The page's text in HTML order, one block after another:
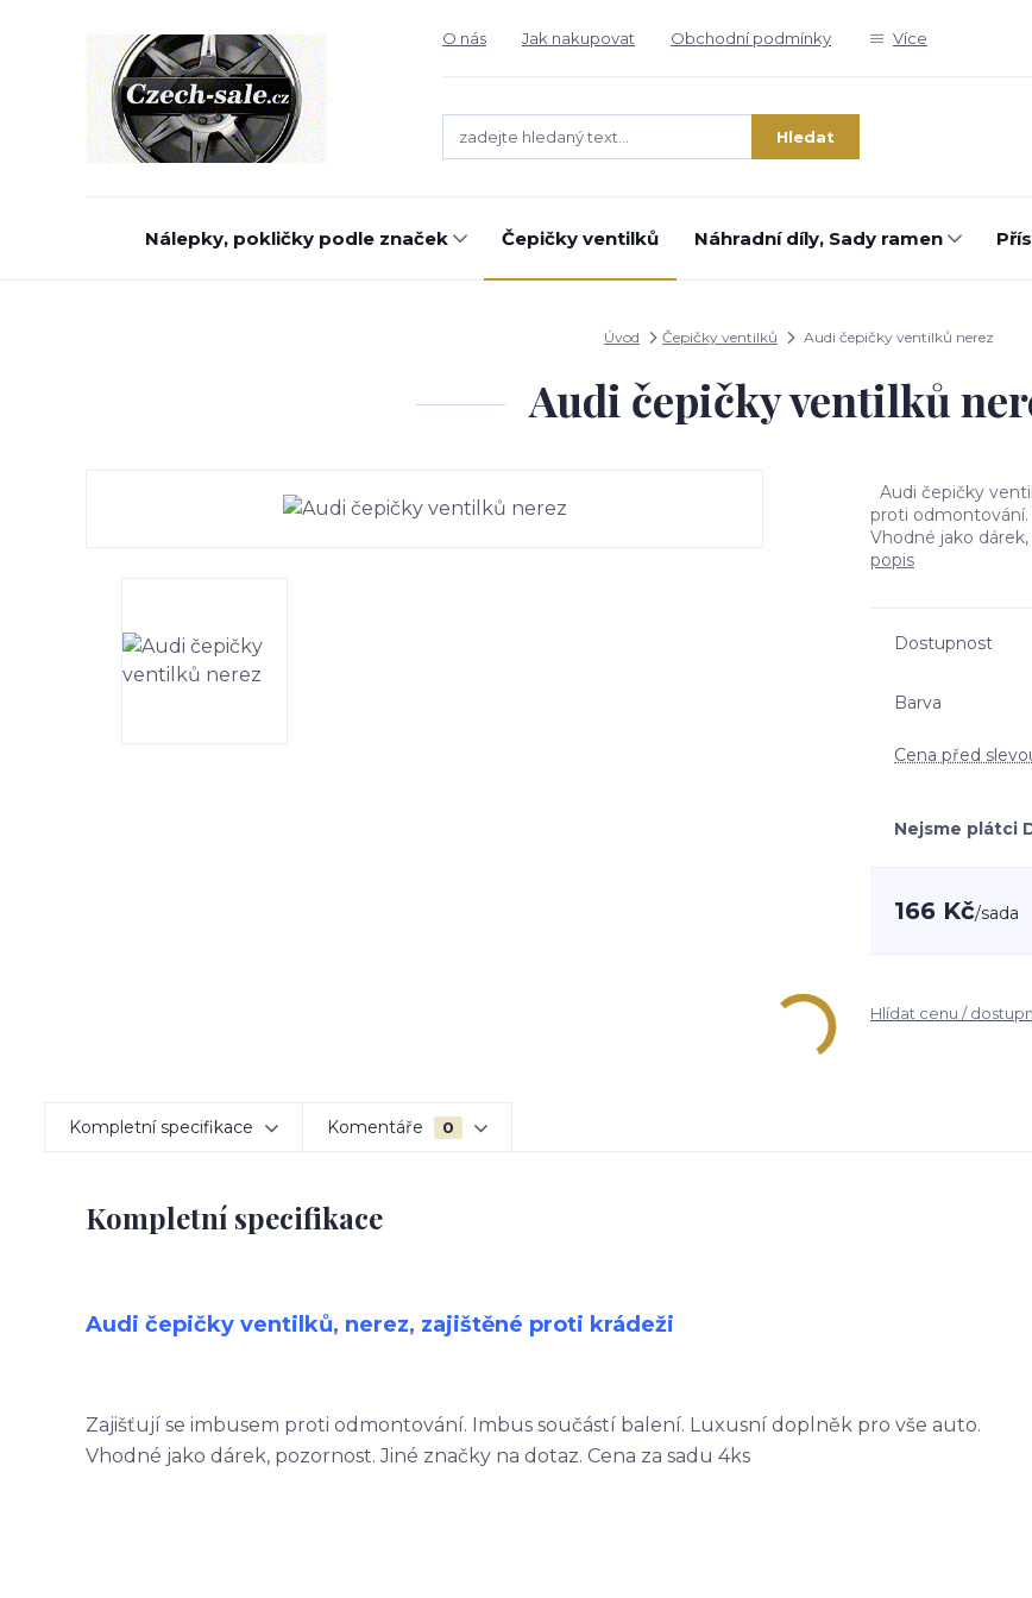
O nás Jak nakupovat Obchodní podmínky Více
Hledat
Nálepky, pokličky podle značek Čepičky ventilků Náhradní díly, Sady ramen
Úvod Čepičky ventilků Audi čepičky ventilků nerez
Audi čepičky ventilků
Audi čepičky
proti odmontování.
Vhodné jako
popis
Dostupnost
Barva
Cena před
Nejsme plátci
166 Kč/sada
Hlídat cenu /
Kompletní specifikace Komentáře 0
Kompletní specifikace
Audi čepičky ventilků, nerez, zajištěné proti krádeži
Zajišťují se imbusem proti odmontování. Imbus součástí balení. Luxusní doplněk pro vše auto.
Vhodné jako dárek, pozornost. Jiné značky na dotaz. Cena za sadu 4ks